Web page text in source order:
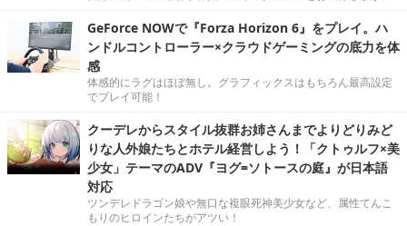
GeForce NOWで『Forza Horizon 6』をプレイ。ハ
ンドルコントローラー×クラウドゲーミングの底力を体
感
体感的にラグはほぼ無し。グラフィックスはもちろん最高設定
でプレイ可能！
クーデレからスタイル抜群お姉さんまでよりどりみど
りな人外娘たちとホテル経営しよう！「クトゥルフ×美
少女」テーマのADV『ヨグ=ソトースの庭』が日本語
対応
ツンデレドラゴン娘や無口な複眼死神美少女など、属性てんこ
もりのヒロインたちがアツい！